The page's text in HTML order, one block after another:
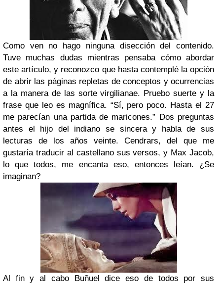
Como ven no hago ninguna disección del contenido.
Tuve muchas dudas mientras pensaba cómo abordar
este artículo, y reconozco que hasta contemplé la opción
de abrir las páginas repletas de conceptos y ocurrencias
a la manera de las sorte virgilianae. Pruebo suerte y la
frase que leo es magnífica. “Sí, pero poco. Hasta el 27
me parecían una partida de maricones.” Dos preguntas
antes el hijo del indiano se sincera y habla de sus
lecturas de los años veinte. Cendrars, del que me
gustaría traducir al castellano sus versos, y Max Jacob,
lo que todos, me encanta eso, entonces leían. ¿Se
imaginan?
Al fin y al cabo Buñuel dice eso de todos por sus